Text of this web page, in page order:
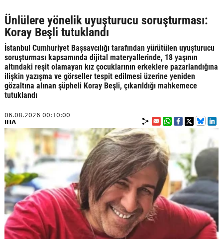
Ünlülere yönelik uyuşturucu soruşturması:
Koray Beşli tutuklandı
İstanbul Cumhuriyet Başsavcılığı tarafından yürütülen uyuşturucu
soruşturması kapsamında dijital materyallerinde, 18 yaşının
altındaki reşit olamayan kız çocuklarının erkeklere pazarlandığına
ilişkin yazışma ve görseller tespit edilmesi üzerine yeniden
gözaltına alınan şüpheli Koray Beşli, çıkarıldığı mahkemece
tutuklandı
06.08.2026 00:10:00
İHA